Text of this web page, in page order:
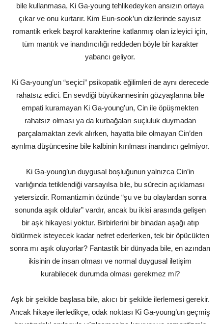
bile kullanmasa, Ki Ga-young tehlikedeyken ansızın ortaya
çıkar ve onu kurtarır. Kim Eun-sook’un dizilerinde sayısız
romantik erkek başrol karakterine katlanmış olan izleyici için,
tüm mantık ve inandırıcılığı reddeden böyle bir karakter
yabancı geliyor.
Ki Ga-young’un “seçici” psikopatik eğilimleri de aynı derecede
rahatsız edici. En sevdiği büyükannesinin gözyaşlarına bile
empati kuramayan Ki Ga-young’un, Cin ile öpüşmekten
rahatsız olması ya da kurbağaları suçluluk duymadan
parçalamaktan zevk alırken, hayatta bile olmayan Cin’den
ayrılma düşüncesine bile kalbinin kırılması inandırıcı gelmiyor.
Ki Ga-young’un duygusal boşluğunun yalnızca Cin’in
varlığında tetiklendiği varsayılsa bile, bu sürecin açıklaması
yetersizdir. Romantizmin özünde “şu ve bu olaylardan sonra
sonunda aşık oldular” vardır, ancak bu ikisi arasında gelişen
bir aşk hikayesi yoktur. Birbirlerini bir binadan aşağı atıp
öldürmek isteyecek kadar nefret ederlerken, tek bir öpücükten
sonra mı aşık oluyorlar? Fantastik bir dünyada bile, en azından
ikisinin de insan olması ve normal duygusal iletişim
kurabilecek durumda olması gerekmez mi?
Aşk bir şekilde başlasa bile, akıcı bir şekilde ilerlemesi gerekir.
Ancak hikaye ilerledikçe, odak noktası Ki Ga-young’un geçmiş